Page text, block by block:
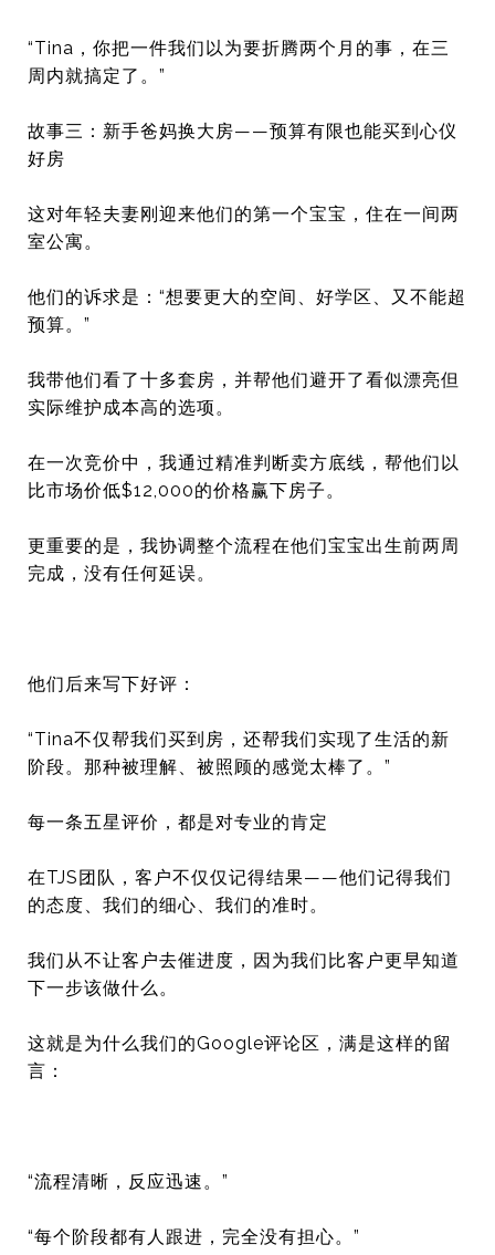
“Tina，你把一件我们以为要折腾两个月的事， 在三
周内就搞定了。”
故事三：新手爸妈换大房——预算有限也能买到心仪
好房
这对年轻夫妻刚迎来他们的第一个宝宝，住在一间两
室公寓。
他们的诉求是：“想要更大的空间、好学区、又不能超
预算。”
我带他们看了十多套房， 并帮他们避开了看似漂亮但
实际维护成本高的选项。
在一次竞价中，我通过精准判断卖方底线，帮他们以
比市场价低$12,000的价格赢下房子。
更重要的是，我协调整个流程在他们宝宝出生前两周
完成， 没有任何延误。
他们后来写下好评：
“Tina不仅帮我们买到房，还帮我们实现了生活的新
阶段。 那种被理解、被照顾的感觉太棒了。”
每一条五星评价，都是对专业的肯定
在TJS团队，客户不仅仅记得结果——他们记得我们
的态度、 我们的细心、我们的准时。
我们从不让客户去催进度， 因为我们比客户更早知道
下一步该做什么。
这就是为什么我们的Google评论区，满是这样的留
言：
“流程清晰，反应迅速。”
“每个阶段都有人跟进，完全没有担心。”